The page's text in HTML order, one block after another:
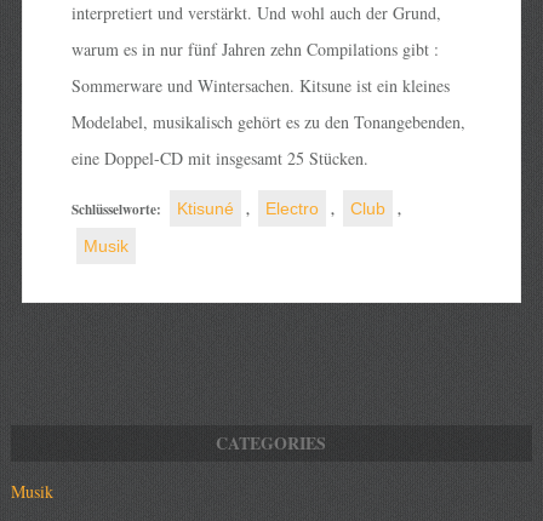
interpretiert und verstärkt. Und wohl auch der Grund,
warum es in nur fünf Jahren zehn Compilations gibt :
Sommerware und Wintersachen. Kitsune ist ein kleines
Modelabel, musikalisch gehört es zu den Tonangebenden,
eine Doppel-CD mit insgesamt 25 Stücken.
Schlüsselworte: Ktisuné , Electro , Club ,
Musik
Musik